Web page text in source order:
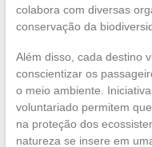
colabora com diversas
conservação da
Além disso, cada destino
conscientizar os
o meio ambiente.
voluntariado permitem
na proteção dos
natureza se insere em